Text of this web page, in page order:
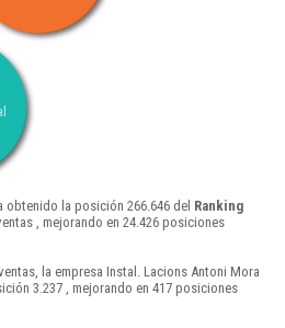
obtenido la posición 266.646 del Ranking
, mejorando en 24.426 posiciones
la empresa Instal. Lacions Antoni Mora
3.237 , mejorando en 417 posiciones